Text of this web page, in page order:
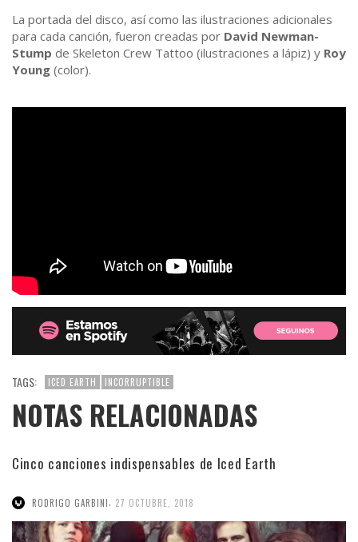
La portada del disco, así como las ilustraciones adicionales
para cada canción, fueron creadas por David Newman-
Stump de Skeleton Crew Tattoo (ilustraciones a lápiz) y Roy
Young (color).
TAGS: ICED EARTH INCORRUPTIBLE
NOTAS RELACIONADAS
Cinco canciones indispensables de Iced Earth
RODRIGO GARBINI, 27 OCTUBRE, 2018